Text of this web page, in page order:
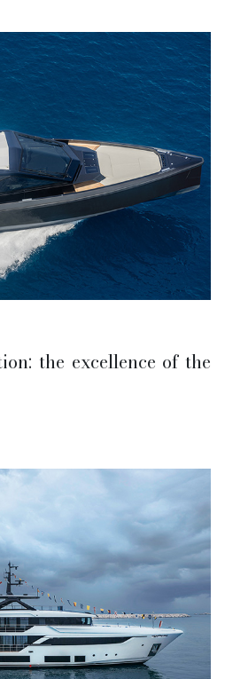
the excellence of the